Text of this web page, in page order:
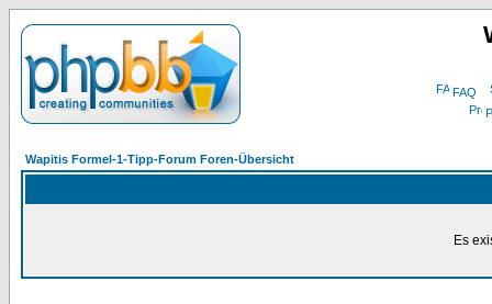
FAQ
Wapitis Formel-1-Tipp-Forum Foren-Übersicht
Es